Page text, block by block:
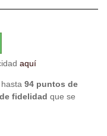
aquí
94 puntos de
fidelidad que se